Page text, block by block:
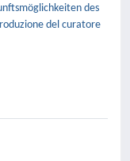
des
del curatore